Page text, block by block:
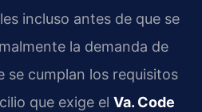
incluso antes de que se
la demanda de
se cumplan los requisitos
que exige el Va. Code